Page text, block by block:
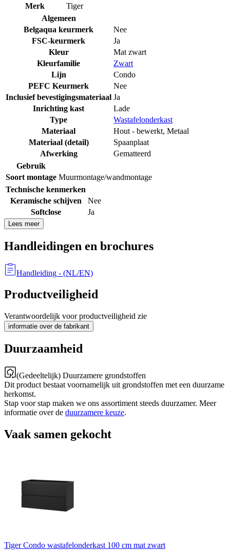
Merk
Tiger
Algemeen
Belgaqua keurmerk
Nee
FSC-keurmerk
Ja
Kleur
Mat zwart
Kleurfamilie
Zwart
Lijn
Condo
PEFC Keurmerk
Nee
Inclusief bevestigingsmateriaal Ja
Inrichting kast
Lade
Type
Wastafelonderkast
Materiaal
Hout - bewerkt, Metaal
Materiaal (detail)
Spaanplaat
Afwerking
Gematteerd
Gebruik
Soort montage Muurmontage/wandmontage
Technische kenmerken
Keramische schijven
Nee
Softclose
Ja
Lees meer
Handleidingen en brochures
Handleiding - (NL/EN)
Productveiligheid
Verantwoordelijk voor productveiligheid zie
informatie over de fabrikant
Duurzaamheid
(Gedeeltelijk) Duurzamere grondstoffen
Dit product bestaat voornamelijk uit grondstoffen met een duurzame
herkomst.
Stap voor stap maken we ons assortiment steeds duurzamer. Meer
informatie over de duurzamere keuze.
Vaak samen gekocht
Tiger Condo wastafelonderkast 100 cm mat zwart